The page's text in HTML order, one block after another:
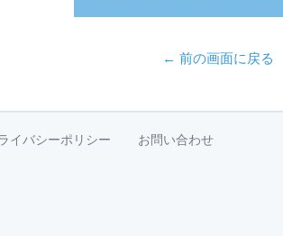
← 前の画面に戻る
イバシーポリシー お問い合わせ